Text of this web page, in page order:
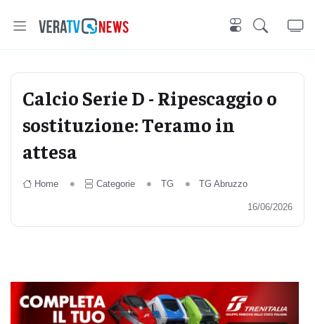
Calcio Serie D - Ripescaggio o
sostituzione: Teramo in
attesa
Home Categorie TG TG Abruzzo
16/06/2026